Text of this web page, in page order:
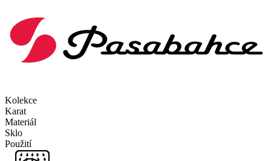
Kolekce
Karat
Materiál
Sklo
Použití